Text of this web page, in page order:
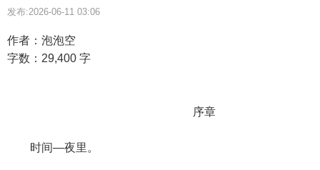
发布:2026-06-11 03:06
作者：泡泡空
字数：29,400 字
序章
时间—夜里。